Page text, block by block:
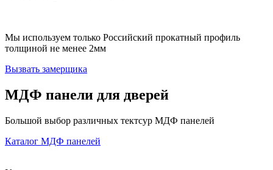
Мы используем только Российский прокатный профиль
толщиной не менее 2мм
Вызвать замерщика
МДФ панели для дверей
Большой выбор различных тектсур МДФ панелей
Каталог МДФ панелей